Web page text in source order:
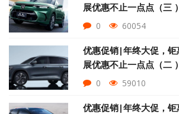
展优惠不止一点点（三 ）
0 60054
优惠促销|年终大促，
展优惠不止一点点（二 ）
0 59010
优惠促销|年终大促，